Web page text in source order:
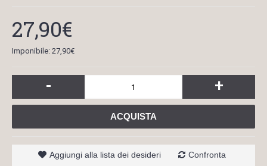
27,90€
Imponibile: 27,90€
- +
ACQUISTA
Aggiungi alla lista dei desideri Confronta